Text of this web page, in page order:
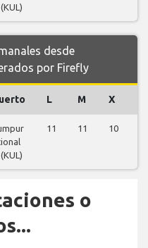
desde
por Firefly
L M X
11 11 10
o